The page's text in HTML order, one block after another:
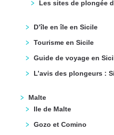
Les sites de plongée
D’île en île en Sicile
Tourisme en Sicile
Guide de voyage en
L’avis des plongeurs :
Malte
Ile de Malte
Gozo et Comino